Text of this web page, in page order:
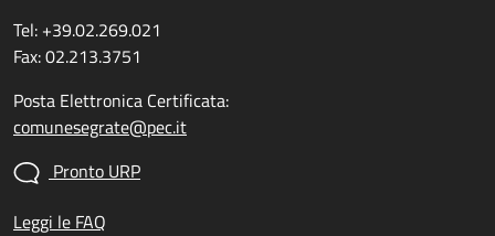
Tel: +39.02.269.021
Fax: 02.213.3751
Posta Elettronica Certificata:
comunesegrate@pec.it
Pronto URP
Leggi le FAQ